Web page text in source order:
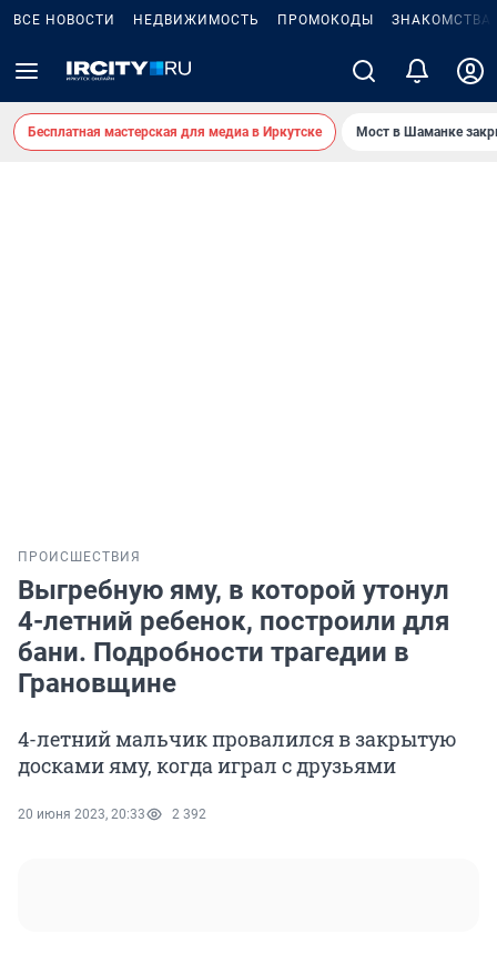
ВСЕ НОВОСТИ НЕДВИЖИМОСТЬ ПРОМОКОДЫ ЗНАКОМСТВА
Бесплатная мастерская для медиа в Иркутске Мост в Шаманке
ПРОИСШЕСТВИЯ
Выгребную яму, в которой утонул
4-летний ребенок, построили для
бани. Подробности трагедии в
Грановщине
4-летний мальчик провалился в закрытую
досками яму, когда играл с друзьями
20 июня 2023, 20:33 2 392